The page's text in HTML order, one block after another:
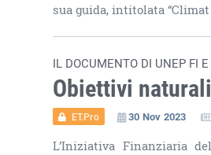
sua guida, intitolata
IL DOCUMENTO DI UNEP FI E
Obiettivi
ET.Pro 30 Nov 2023
L’Iniziativa Finanziaria